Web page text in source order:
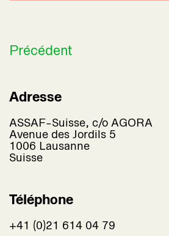
Précédent
Adresse
ASSAF-Suisse, c/o AGORA
Avenue des Jordils 5
1006 Lausanne
Suisse
Téléphone
+41 (0)21 614 04 79